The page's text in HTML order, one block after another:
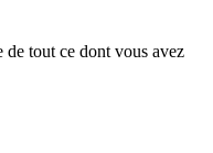
tout ce dont vous avez